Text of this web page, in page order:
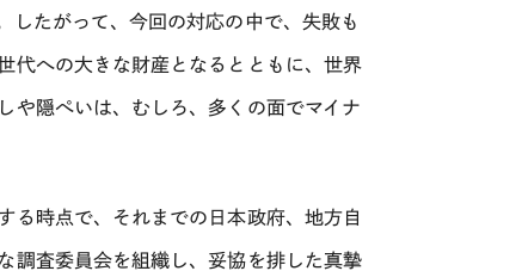
したがって、今回の対応の中で、失敗も
代への大きな財産となるとともに、世界
や隠ぺいは、むしろ、多くの面でマイナ
る時点で、それまでの日本政府、地方自
調査委員会を組織し、妥協を排した真摯